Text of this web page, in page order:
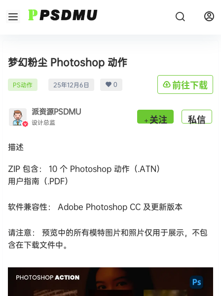
梦幻粉尘 Photoshop 动作
PS动作 25年12月6日 0 前往下载
派资源PSDMU
设计总监 关注 私信
描述
ZIP 包含： 10 个 Photoshop 动作（.ATN）
用户指南（.PDF）
软件兼容性： Adobe Photoshop CC 及更新版本
请注意： 预览中的所有模特图片和照片仅用于展示，不包
含在下载文件中。